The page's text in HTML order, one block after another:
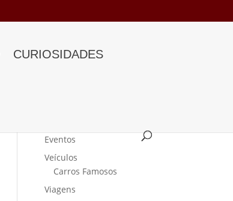
CURIOSIDADES
Eventos
Veículos
Carros Famosos
Viagens